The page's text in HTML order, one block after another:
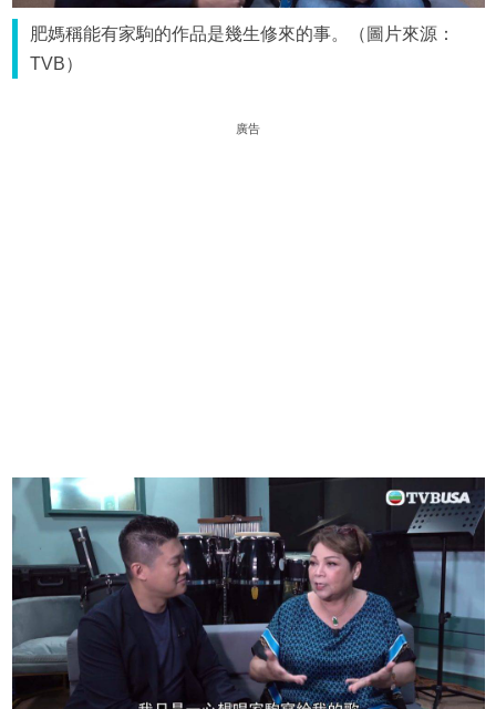
肥媽稱能有家駒的作品是幾生修來的事。（圖片來源：
TVB）
廣告